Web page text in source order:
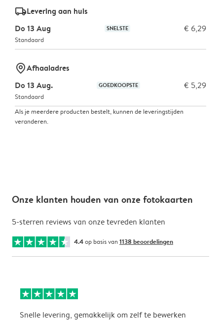
delivery_standard_v2Levering aan huis
Do 13 Aug
SNELSTE € 6,29
Standaard
marker-pinAfhaaladres
Do 13 Aug.
GOEDKOOPSTE € 5,29
Standaard
Als je meerdere producten bestelt, kunnen de leveringstijden
veranderen.
Onze klanten houden van onze fotokaarten
5-sterren reviews van onze tevreden klanten
4.4op basis van 1138 beoordelingen
Snelle levering, gemakkelijk om zelf te bewerken